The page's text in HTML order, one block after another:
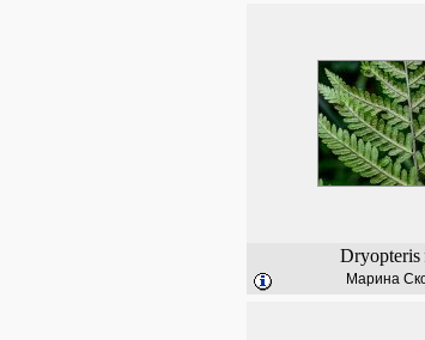
Dryopteris
Марина